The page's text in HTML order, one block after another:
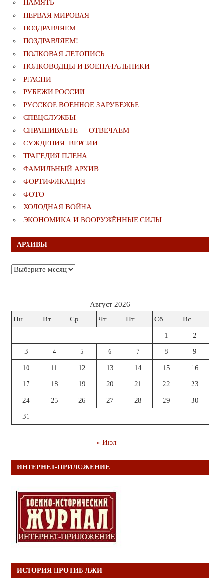
ПАМЯТЬ
ПЕРВАЯ МИРОВАЯ
ПОЗДРАВЛЯЕМ
ПОЗДРАВЛЯЕМ!
ПОЛКОВАЯ ЛЕТОПИСЬ
ПОЛКОВОДЦЫ И ВОЕНАЧАЛЬНИКИ
РГАСПИ
РУБЕЖИ РОССИИ
РУССКОЕ ВОЕННОЕ ЗАРУБЕЖЬЕ
СПЕЦСЛУЖБЫ
СПРАШИВАЕТЕ — ОТВЕЧАЕМ
СУЖДЕНИЯ. ВЕРСИИ
ТРАГЕДИЯ ПЛЕНА
ФАМИЛЬНЫЙ АРХИВ
ФОРТИФИКАЦИЯ
ФОТО
ХОЛОДНАЯ ВОЙНА
ЭКОНОМИКА И ВООРУЖЁННЫЕ СИЛЫ
АРХИВЫ
Архивы
Август 2026
Пн
Вт Ср Чт Пт Сб Вс
1 2
3 4 5 6 7 8 9
10 11 12 13 14 15 16
17 18 19 20 21 22 23
24 25 26 27 28 29 30
31
« Июл
ИНТЕРНЕТ-ПРИЛОЖЕНИЕ
ИСТОРИЯ ПРОТИВ ЛЖИ